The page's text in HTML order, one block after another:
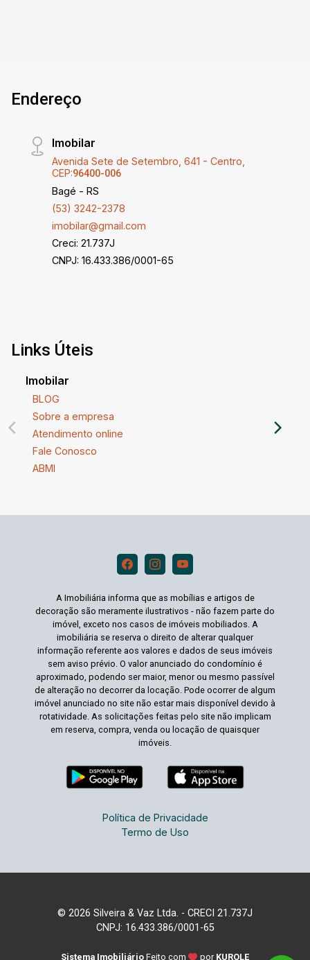
Endereço
Imobilar
Avenida Sete de Setembro, 641 - Centro,
CEP:96400-006
Bagé - RS
(53) 3242-2378
imobilar@gmail.com
Creci: 21.737J
CNPJ: 16.433.386/0001-65
Links Úteis
Imobilar
BLOG
Sobre a empresa
Atendimento online
Fale Conosco
ABMI
A Imobiliária informa que as mobílias e artigos de
decoração são meramente ilustrativos - não fazem parte do
imóvel, exceto nos casos de imóveis mobiliados. A
imobiliária se reserva o direito de alterar qualquer
informação referente aos valores e dados de seus imóveis
sem aviso prévio. O valor anunciado do condomínio é
aproximado, podendo ser maior, menor ou mesmo passível
de alteração no decorrer da locação. Pode ocorrer de algum
imóvel anunciado no site não estar mais disponível devido à
rotatividade. As solicitações feitas pelo site não implicam
em reserva, compra, venda ou locação de quaisquer
imóveis.
Política de Privacidade
Termo de Uso
© 2026 Silveira & Vaz Ltda. - CRECI 21.737J
CNPJ: 16.433.386/0001-65
Sistema Imobiliário Feito com por KUROLE